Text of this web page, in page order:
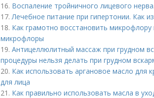
16. Воспаление тройничного лицевого
17.Лечебное питание при гипертонии. Как
18. Как грамотно восстановить
микрофлоры
19. Антицеллюлитный массаж при грудном
процедуры нельзя делать при грудном
20. Как использовать аргановое масло для
для лица
21. Как правильно использовать масла в